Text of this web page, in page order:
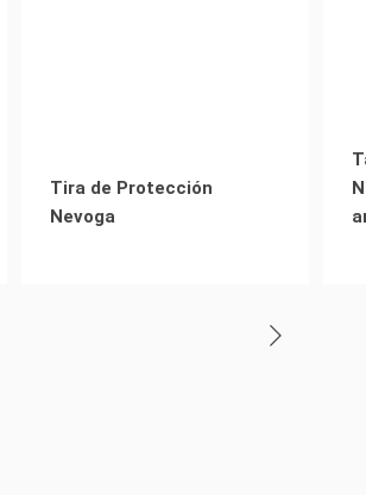
Tira de Protección
Nevoga